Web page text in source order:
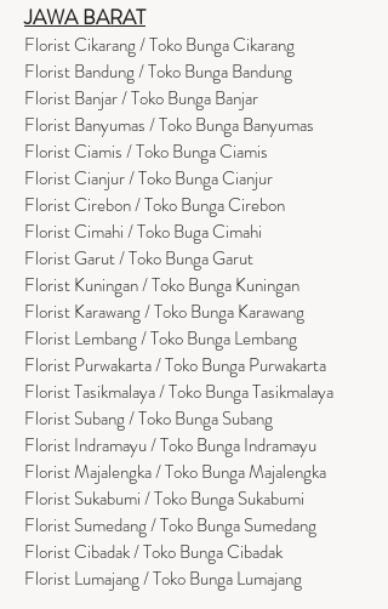
JAWA BARAT
Florist Cikarang/ Toko Bunga Cikarang
Florist Bandung / Toko Bunga Bandung
Florist Banjar / Toko Bunga Banjar
Florist Banyumas / Toko Bunga Banyumas
Florist Ciamis / Toko Bunga Ciamis
Florist Cianjur / Toko Bunga Cianjur
Florist Cirebon / Toko Bunga Cirebon
Florist Cimahi / Toko Buga Cimahi
Florist Garut / Toko Bunga Garut
Florist Kuningan / Toko Bunga Kuningan
Florist Karawang / Toko Bunga Karawang
Florist Lembang / Toko Bunga Lembang
Florist Purwakarta / Toko Bunga Purwakarta
Florist Tasikmalaya / Toko Bunga Tasikmalaya
Florist Subang / Toko Bunga Subang
Florist Indramayu / Toko Bunga Indramayu
Florist Majalengka / Toko Bunga Majalengka
Florist Sukabumi / Toko Bunga Sukabumi
Florist Sumedang / Toko Bunga Sumedang
Florist Cibadak / Toko Bunga Cibadak
Florist Lumajang / Toko Bunga Lumajang